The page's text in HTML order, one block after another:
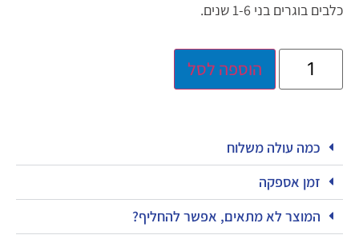
כלבים בוגרים בני 1-6 שנים.
הוספה לסל
כמה עולה משלוח
זמן אספקה
המוצר לא מתאים, אפשר להחליף?